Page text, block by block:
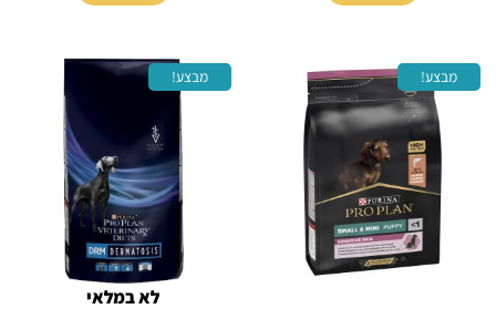
מבצע!
המחיר
המקורי
היה:
149.00 ₪.
מבצע!
לא במלאי
המחיר
449.00 ₪.